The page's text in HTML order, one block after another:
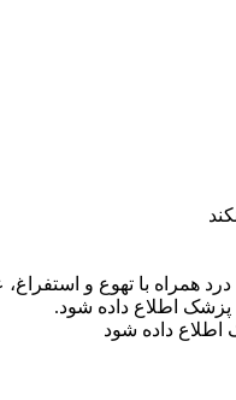
همراه با تهوع و
پزشک اطلاع داده شود.